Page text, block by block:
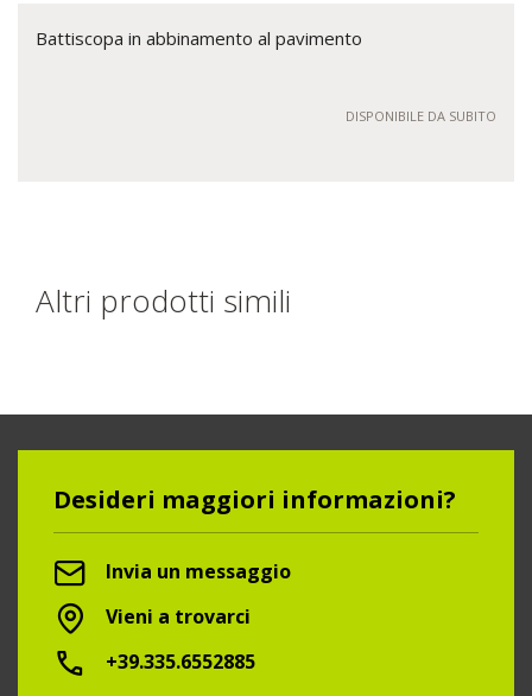
Battiscopa in abbinamento al pavimento
DISPONIBILE DA SUBITO
Altri prodotti simili
Desideri maggiori informazioni?
Invia un messaggio
Vieni a trovarci
+39.335.6552885